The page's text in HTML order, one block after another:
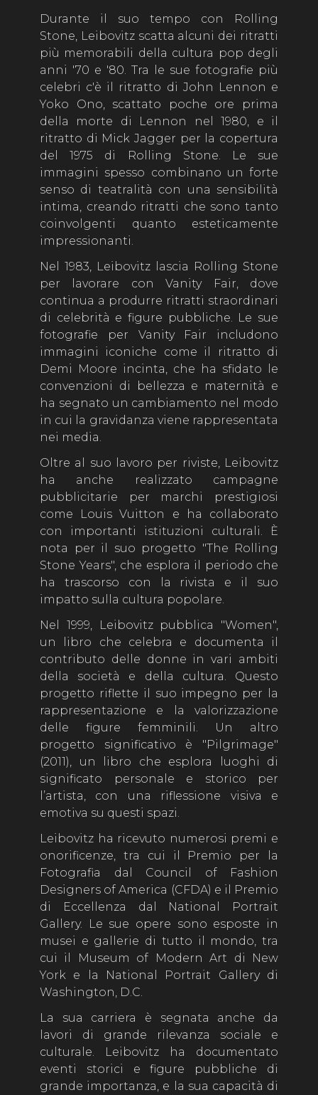
Durante il suo tempo con Rolling
Stone, Leibovitz scatta alcuni dei ritratti
più memorabili della cultura pop degli
anni '70 e '80. Tra le sue fotografie più
celebri c'è il ritratto di John Lennon e
Yoko Ono, scattato poche ore prima
della morte di Lennon nel 1980, e il
ritratto di Mick Jagger per la copertura
del 1975 di Rolling Stone. Le sue
immagini spesso combinano un forte
senso di teatralità con una sensibilità
intima, creando ritratti che sono tanto
coinvolgenti quanto esteticamente
impressionanti.
Nel 1983, Leibovitz lascia Rolling Stone
per lavorare con Vanity Fair, dove
continua a produrre ritratti straordinari
di celebrità e figure pubbliche. Le sue
fotografie per Vanity Fair includono
immagini iconiche come il ritratto di
Demi Moore incinta, che ha sfidato le
convenzioni di bellezza e maternità e
ha segnato un cambiamento nel modo
in cui la gravidanza viene rappresentata
nei media.
Oltre al suo lavoro per riviste, Leibovitz
ha anche realizzato campagne
pubblicitarie per marchi prestigiosi
come Louis Vuitton e ha collaborato
con importanti istituzioni culturali. È
nota per il suo progetto "The Rolling
Stone Years", che esplora il periodo che
ha trascorso con la rivista e il suo
impatto sulla cultura popolare.
Nel 1999, Leibovitz pubblica "Women",
un libro che celebra e documenta il
contributo delle donne in vari ambiti
della società e della cultura. Questo
progetto riflette il suo impegno per la
rappresentazione e la valorizzazione
delle figure femminili. Un altro
progetto significativo è "Pilgrimage"
(2011), un libro che esplora luoghi di
significato personale e storico per
l’artista, con una riflessione visiva e
emotiva su questi spazi.
Leibovitz ha ricevuto numerosi premi e
onorificenze, tra cui il Premio per la
Fotografia dal Council of Fashion
Designers of America (CFDA) e il Premio
di Eccellenza dal National Portrait
Gallery. Le sue opere sono esposte in
musei e gallerie di tutto il mondo, tra
cui il Museum of Modern Art di New
York e la National Portrait Gallery di
Washington, D.C.
La sua carriera è segnata anche da
lavori di grande rilevanza sociale e
culturale. Leibovitz ha documentato
eventi storici e figure pubbliche di
grande importanza, e la sua capacità di